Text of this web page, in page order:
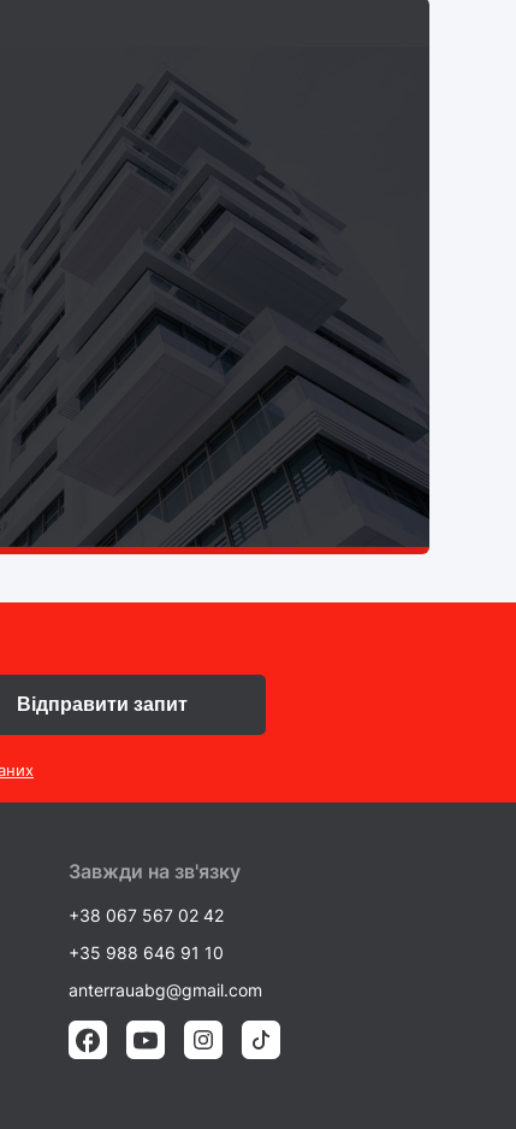
Відправити запит
Завжди на зв'язку
+38 067 567 02 42
+35 988 646 91 10
anterrauabg@gmail.com